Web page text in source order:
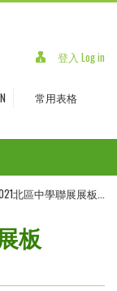
登入 Log in
常用表格
北區中學聯展展板...
板